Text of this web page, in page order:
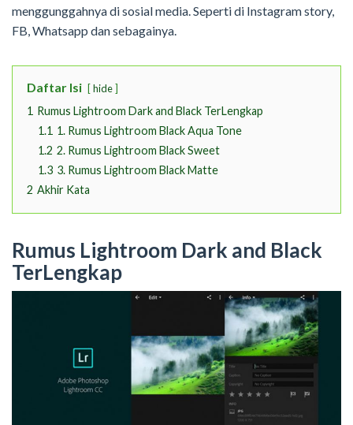
menggunggahnya di sosial media. Seperti di Instagram story,
FB, Whatsapp dan sebagainya.
Daftar Isi hide
1 Rumus Lightroom Dark and Black TerLengkap
1.1 1. Rumus Lightroom Black Aqua Tone
1.2 2. Rumus Lightroom Black Sweet
1.3 3. Rumus Lightroom Black Matte
2 Akhir Kata
Rumus Lightroom Dark and Black
TerLengkap